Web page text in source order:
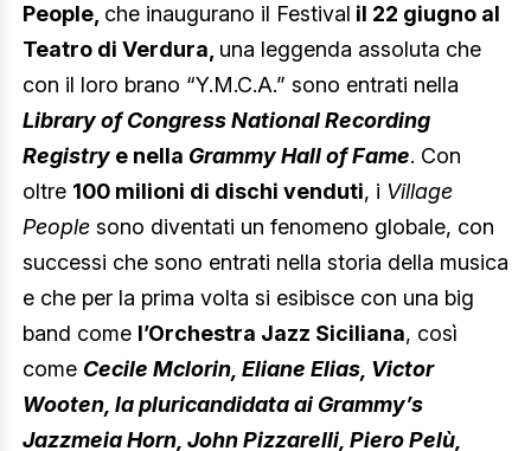
People, che inaugurano il Festival il 22 giugno al
Teatro di Verdura, una leggenda assoluta che
con il loro brano “Y.M.C.A.” sono entrati nella
Library of Congress National Recording
Registry e nella Grammy Hall of Fame. Con
oltre 100 milioni di dischi venduti, i Village
People sono diventati un fenomeno globale, con
successi che sono entrati nella storia della musica
e che per la prima volta si esibisce con una big
band come l’Orchestra Jazz Siciliana, così
come Cecile Mclorin, Eliane Elias, Victor
Wooten, la pluricandidata ai Grammy’s
Jazzmeia Horn, John Pizzarelli, Piero Pelù,